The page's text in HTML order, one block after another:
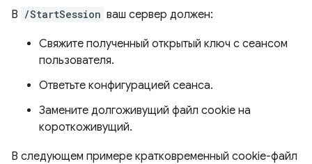
В /StartSession ваш сервер должен:
Свяжите полученный открытый ключ с сеансом
пользователя.
Ответьте конфигурацией сеанса.
Замените долгоживущий файл cookie на
короткоживущий.
В следующем примере кратковременный cookie-файл